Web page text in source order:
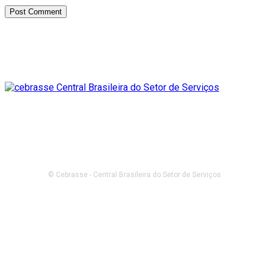
© Cebrasse - Central Brasileira do Setor de Serviços